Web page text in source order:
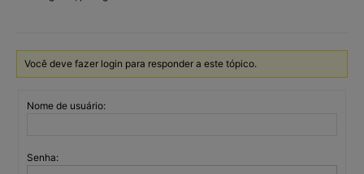
Você deve fazer login para responder a este tópico.
Nome de usuário:
Senha: